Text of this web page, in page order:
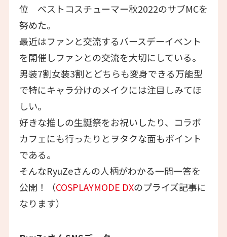
位 ベストコスチューマー秋2022のサブMCを
努めた。
最近はファンと交流するバースデーイベント
を開催しファンとの交流を大切にしている。
男装7割女装3割とどちらも変身できる万能型
で特にキャラ分けのメイクには注目しみてほ
しい。
好きな推しの生誕祭をお祝いしたり、コラボ
カフェにも行ったりとヲタクな面もポイント
である。
そんなRyuZeさんの人柄がわかる一問一答を
公開！（COSPLAYMODE DXのプライズ記事に
なります）